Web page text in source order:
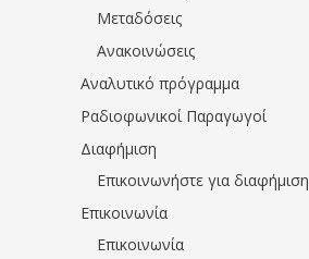
Μεταδόσεις
Ανακοινώσεις
Αναλυτικό πρόγραμμα
Ραδιοφωνικοί Παραγωγοί
Διαφήμιση
Επικοινωνήστε για διαφήμιση
Επικοινωνία
Επικοινωνία